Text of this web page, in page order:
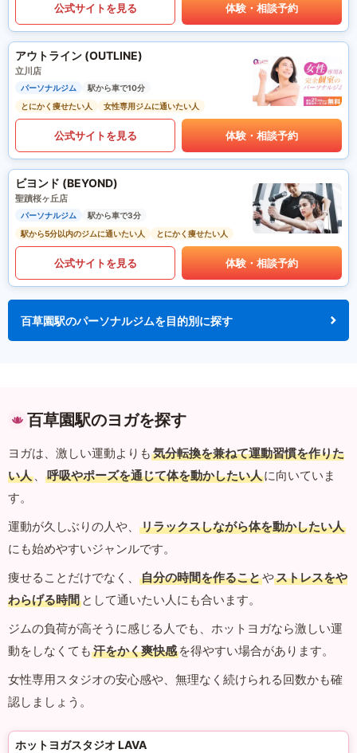
公式サイトを見る 体験・相談予約
アウトライン (OUTLINE)
立川店
パーソナルジム
駅から車で10分
とにかく痩せたい人
女性専用ジムに通いたい人
公式サイトを見る 体験・相談予約
ビヨンド (BEYOND)
聖蹟桜ヶ丘店
パーソナルジム
駅から車で3分
駅から5分以内のジムに通いたい人
とにかく痩せたい人
公式サイトを見る 体験・相談予約
百草園駅のパーソナルジムを目的別に探す
百草園駅のヨガを探す
ヨガは、激しい運動よりも 気分転換を兼ねて運動習慣を作りた
い人 、 呼吸やポーズを通じて体を動かしたい人に向いていま
す。
運動が久しぶりの人や、
リラックスしながら体を動かしたい人
にも始めやすいジャンルです。
痩せることだけでなく、
自分の時間を作ることやストレスをや
わらげる時間 として通いたい人にも合います。
ジムの負荷が高そうに感じる人でも、ホットヨガなら激しい運
動をしなくても 汗をかく爽快感 を得やすい場合があります。
女性専用スタジオの安心感や、無理なく続けられる回数かも確
認しましょう。
ホットヨガスタジオ LAVA